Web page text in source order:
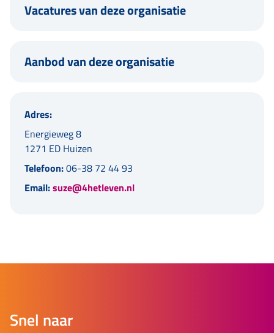
Vacatures van deze organisatie
Aanbod van deze organisatie
Adres:
Energieweg 8
1271 ED Huizen
Telefoon:06-38 72 44 93
Email:suze@4hetleven.nl
Snel naar